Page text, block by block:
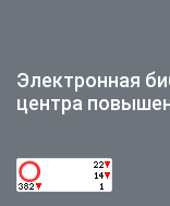
Электронная
центра